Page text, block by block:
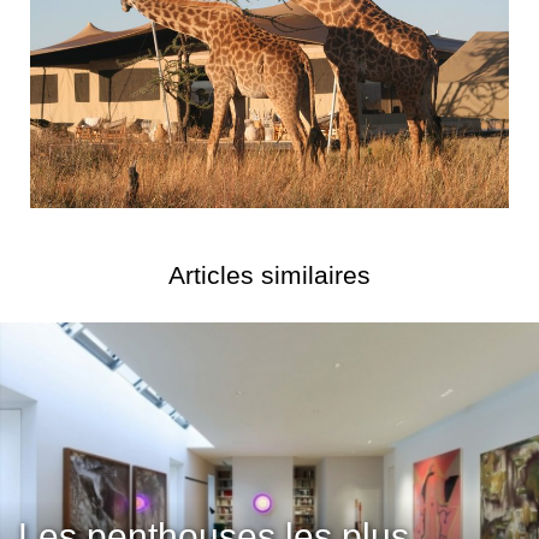
Articles similaires